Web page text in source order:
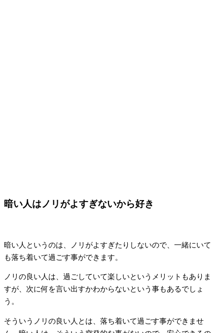
暗い人はノリがよすぎないから好き
暗い人というのは、ノリがよすぎたりしないので、一緒にいて
も落ち着いて過ごす事ができます。
ノリの良い人は、過ごしていて楽しいというメリットもありま
すが、次に何を言い出すかわからないという事もあるでしょ
う。
そういうノリの良い人とは、落ち着いて過ごす事ができませ